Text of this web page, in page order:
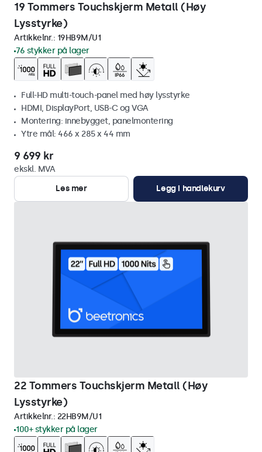
19 Tommers Touchskjerm Metall (Høy
Lysstyrke)
Artikkelnr.: 19HB9M/U1
76 stykker på lager
Full-HD multi-touch-panel med høy lysstyrke
HDMI, DisplayPort, USB-C og VGA
Montering: innebygget, panelmontering
Ytre mål: 466 x 285 x 44 mm
9 699 kr
ekskl. MVA
Les mer
Legg i handlekurv
22 Tommers Touchskjerm Metall (Høy
Lysstyrke)
Artikkelnr.: 22HB9M/U1
100+ stykker på lager